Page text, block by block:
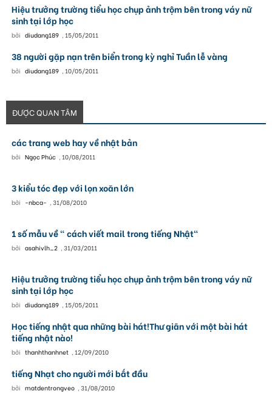
Hiệu trưởng trường tiểu học chụp ảnh trộm bên trong váy nữ
sinh tại lớp học
bởi diudang189 , 15/05/2011
38 người gặp nạn trên biển trong kỳ nghỉ Tuần lễ vàng
bởi diudang189 , 10/05/2011
ĐƯỢC QUAN TÂM
các trang web hay về nhật bản
bởi Ngọc Phúc , 10/08/2011
3 kiểu tóc đẹp với lọn xoăn lớn
bởi -nbca- , 31/08/2010
1 số mẫu về " cách viết mail trong tiếng Nhật"
bởi asahivlh_2 , 31/03/2011
Hiệu trưởng trường tiểu học chụp ảnh trộm bên trong váy nữ
sinh tại lớp học
bởi diudang189 , 15/05/2011
Học tiếng nhật qua những bài hát!Thư giãn với một bài hát
tiếng nhật nào!
bởi thanhthanhnet , 12/09/2010
tiếng Nhạt cho người mới bắt đầu
bởi matdentrongveo , 31/08/2010